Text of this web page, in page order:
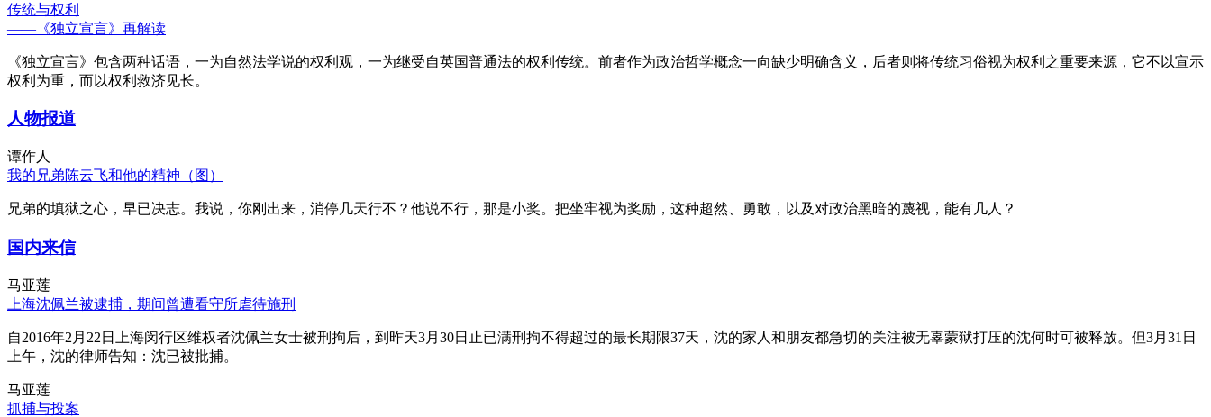
传统与权利
——《独立宣言》再解读
《独立宣言》包含两种话语，一为自然法学说的权利观，一为继受自英国普通法的权利传统。前者作为政治哲学概念一向缺少明确含义，后者则将传统习俗视为权利之重要来源，它不以宣示
权利为重，而以权利救济见长。
人物报道
谭作人
我的兄弟陈云飞和他的精神（图）
兄弟的填狱之心，早已决志。我说，你刚出来，消停几天行不？他说不行，那是小奖。把坐牢视为奖励，这种超然、勇敢，以及对政治黑暗的蔑视，能有几人？
国内来信
马亚莲
上海沈佩兰被逮捕，期间曾遭看守所虐待施刑
自2016年2月22日上海闵行区维权者沈佩兰女士被刑拘后，到昨天3月30日止已满刑拘不得超过的最长期限37天，沈的家人和朋友都急切的关注被无辜蒙狱打压的沈何时可被释放。但3月31日
上午，沈的律师告知：沈已被批捕。
马亚莲
抓捕与投案